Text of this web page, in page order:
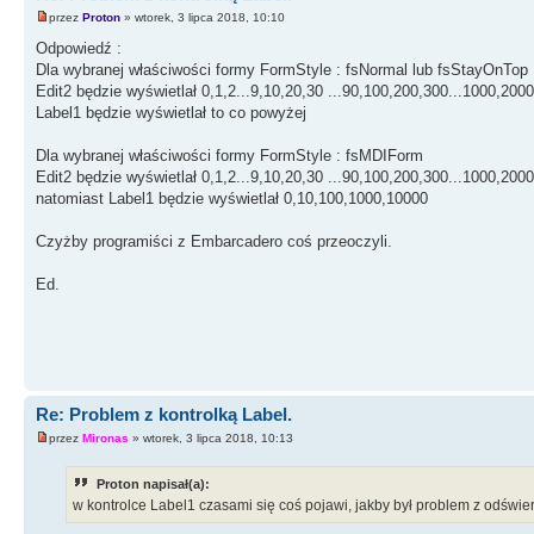
{
Licznik+= 100 ;
}
{
Licznik+= 1000;
}
}
}
przez Proton » wtorek, 3 lipca 2018, 10:10
Odpowiedź :
Dla wybranej właściwości formy FormStyle : fsNormal lub fsStayOnTop
Edit2 będzie wyświetlał 0,1,2...9,10,20,30
Label1 będzie wyświetlał to co powyżej
Dla wybranej właściwości formy FormStyle : fsMDIForm
Edit2 będzie wyświetlał 0,1,2...9,10,20,30
natomiast Label1 będzie wyświetlał 0,10,100,1000,10000
Czyżby programiści z Embarcadero coś przeoczyli.
Ed.
Re: Problem z kontrolką Label.
przez Mironas » wtorek, 3 lipca 2018, 10:13
Proton napisał(a):
w kontrolce Label1 czasami się coś pojawi, jakby był problem z